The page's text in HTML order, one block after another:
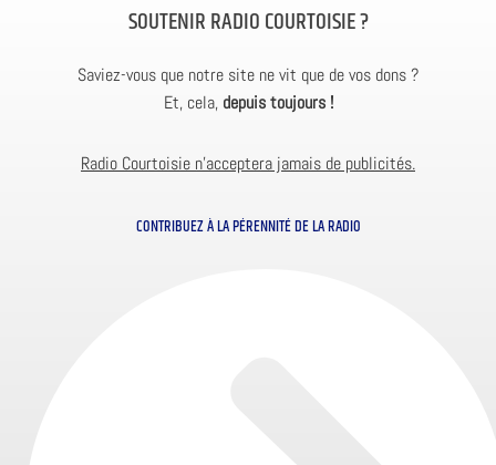
SOUTENIR RADIO COURTOISIE ?
Saviez-vous que notre site ne vit que de vos dons ?
Et, cela, depuis toujours !
Radio Courtoisie n’acceptera jamais de publicités.
CONTRIBUEZ À LA PÉRENNITÉ DE LA RADIO